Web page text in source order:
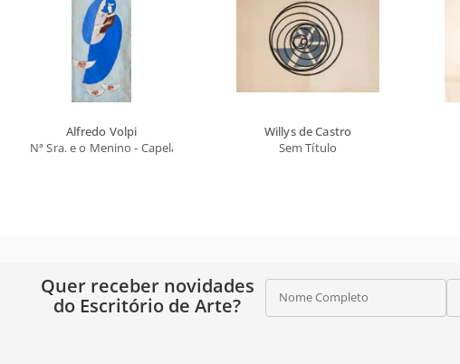
Alfredo Volpi
Nª Sra. e o Menino - Capela de Brasília
Willys de Castro
Sem Título
Quer receber novidades
do Escritório de Arte?
Nome Completo